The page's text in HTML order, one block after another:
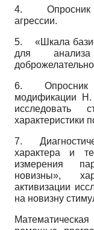
4.
агрессии.
5. «Шкала
для
6. Опросник
модификации
исследовать
характеристики
7.
характера и
измерения
новизны»,
активизации
на новизну